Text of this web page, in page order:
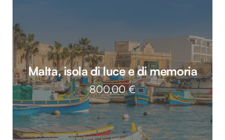
Malta, isola di luce e di memoria
800,00€